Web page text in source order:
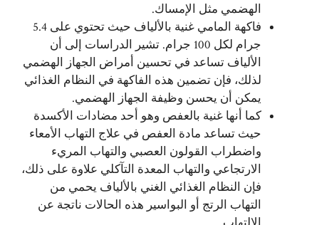
الهضمي مثل الإمساك.
فاكهة المامي غنية بالألياف حيث تحتوي على 5.4
جرام لكل 100 جرام. تشير الدراسات إلى أن
الألياف تساعد في تحسين أمراض الجهاز الهضمي
لذلك، فإن تضمين هذه الفاكهة في النظام الغذائي
يمكن أن يحسن وظيفة الجهاز الهضمي.
كما أنها غنية بالعفص وهو أحد مضادات الأكسدة
حيث تساعد مادة العفص في علاج التهاب الأمعاء
واضطراب القولون العصبي والتهاب المريء
الارتجاعي والتهاب المعدة التآكلي علاوة على ذلك،
فإن النظام الغذائي الغني بالألياف يحمي من
التهاب الرتج أو البواسير هذه الحالات ناتجة عن